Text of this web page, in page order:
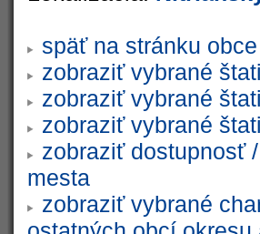
späť na stránku obce
zobraziť vybrané
zobraziť vybrané
zobraziť vybrané
zobraziť dostupnosť
mesta
zobraziť vybrané